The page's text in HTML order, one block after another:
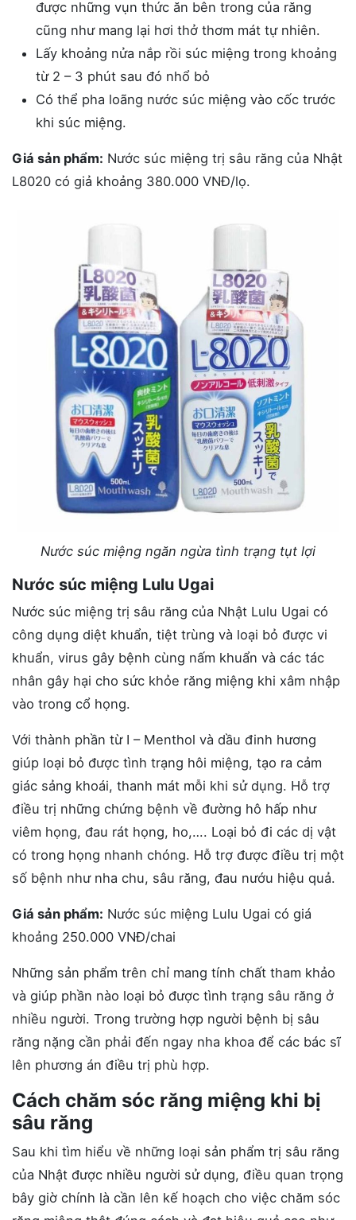
được những vụn thức ăn bên trong của răng
cũng như mang lại hơi thở thơm mát tự nhiên.
Lấy khoảng nửa nắp rồi súc miệng trong khoảng
từ 2 – 3 phút sau đó nhổ bỏ
Có thể pha loãng nước súc miệng vào cốc trước
khi súc miệng.
Giá sản phẩm: Nước súc miệng trị sâu răng của Nhật
L8020 có giả khoảng 380.000 VNĐ/lọ.
Nước súc miệng ngăn ngừa tình trạng tụt lợi
Nước súc miệng Lulu Ugai
Nước súc miệng trị sâu răng của Nhật Lulu Ugai có
công dụng diệt khuẩn, tiệt trùng và loại bỏ được vi
khuẩn, virus gây bệnh cùng nấm khuẩn và các tác
nhân gây hại cho sức khỏe răng miệng khi xâm nhập
vào trong cổ họng.
Với thành phần từ I – Menthol và dầu đinh hương
giúp loại bỏ được tình trạng hôi miệng, tạo ra cảm
giác sảng khoái, thanh mát mỗi khi sử dụng. Hỗ trợ
điều trị những chứng bệnh về đường hô hấp như
viêm họng, đau rát họng, ho,…. Loại bỏ đi các dị vật
có trong họng nhanh chóng. Hỗ trợ được điều trị một
số bệnh như nha chu, sâu răng, đau nướu hiệu quả.
Giá sản phẩm: Nước súc miệng Lulu Ugai có giá
khoảng 250.000 VNĐ/chai
Những sản phẩm trên chỉ mang tính chất tham khảo
và giúp phần nào loại bỏ được tình trạng sâu răng ở
nhiều người. Trong trường hợp người bệnh bị sâu
răng nặng cần phải đến ngay nha khoa để các bác sĩ
lên phương án điều trị phù hợp.
Cách chăm sóc răng miệng khi bị
sâu răng
Sau khi tìm hiểu về những loại sản phẩm trị sâu răng
của Nhật được nhiều người sử dụng, điều quan trọng
bây giờ chính là cần lên kế hoạch cho việc chăm sóc